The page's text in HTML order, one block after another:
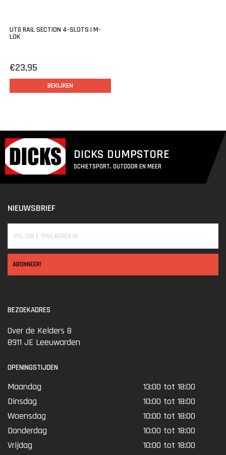
UTG RAIL SECTION 4-SLOTS | M-
LOK
€23,95
BEKIJKEN
DICKS DUMPSTORE
SCHIETSPORT, OUTDOOR EN MEER
NIEUWSBRIEF
ABONNEER!
BEZOEKADRES
Over de Kelders 8
8911 JE Leeuwarden
OPENINGSTIJDEN
Maandag
13:00 tot 18:00
Dinsdag
10:00 tot 18:00
Woensdag
10:00 tot 18:00
Donderdag
10:00 tot 18:00
Vrijdag
10:00 tot 18:00